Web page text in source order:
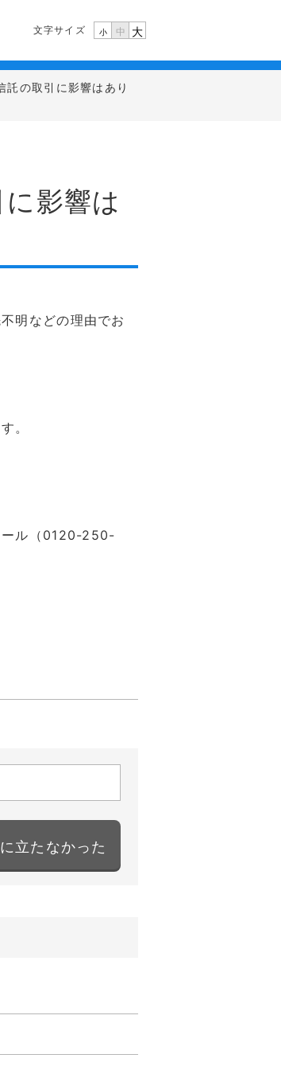
文字サイズ 小 中 大
託の取引に影響はあり
影響は
明などの理由でお
。
ール（0120-250-
立たなかった